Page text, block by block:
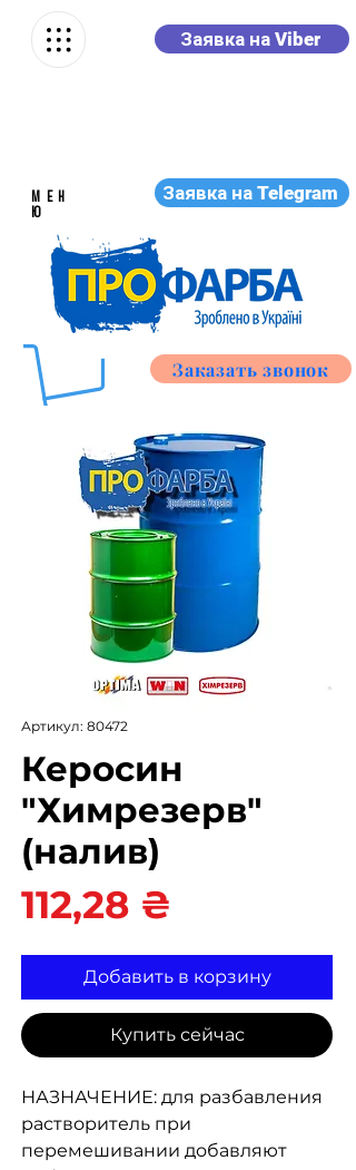
Заявка на Viber
Заявка на Telegram
МЕН
Ю
Заказать звонок
Артикул: 80472
Керосин
"Химрезерв"
(налив)
112,28 ₴
Добавить в корзину
Купить сейчас
НАЗНАЧЕНИЕ: для разбавления
растворитель при
перемешивании добавляют